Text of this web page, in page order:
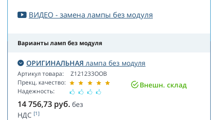
ВИДЕО - замена лампы без модуля
Варианты ламп без модуля
ОРИГИНАЛЬНАЯ лампа без модуля
Артикул товара:
Прекц. качество:
Надежность:
Z121233OOB
Внешн. склад
14 756,73 руб. без
НДС [1]